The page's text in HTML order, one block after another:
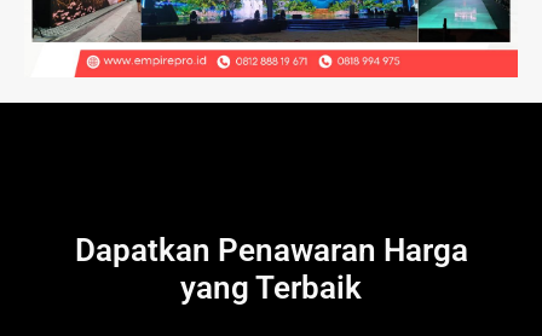
Dapatkan Penawaran Harga
yang Terbaik